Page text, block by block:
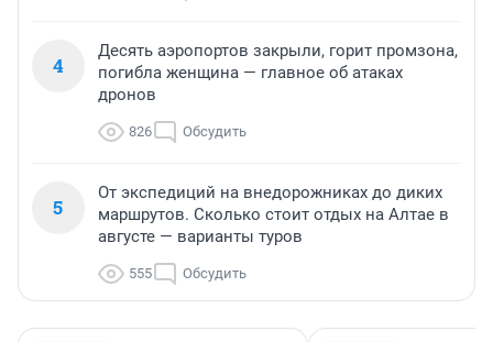
4
Десять аэропортов закрыли, горит промзона,
погибла женщина — главное об атаках
дронов
826 Обсудить
5
От экспедиций на внедорожниках до диких
маршрутов. Сколько стоит отдых на Алтае в
августе — варианты туров
555 Обсудить